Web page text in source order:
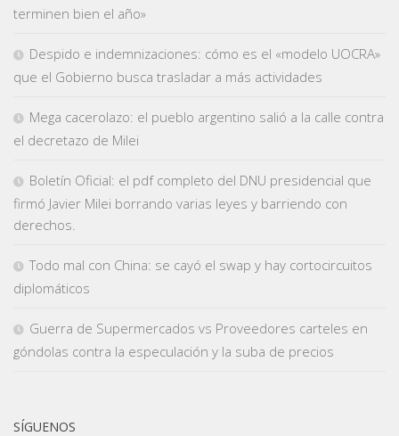
terminen bien el año»
Despido e indemnizaciones: cómo es el «modelo UOCRA»
que el Gobierno busca trasladar a más actividades
Mega cacerolazo: el pueblo argentino salió a la calle contra
el decretazo de Milei
Boletín Oficial: el pdf completo del DNU presidencial que
firmó Javier Milei borrando varias leyes y barriendo con
derechos.
Todo mal con China: se cayó el swap y hay cortocircuitos
diplomáticos
Guerra de Supermercados vs Proveedores carteles en
góndolas contra la especulación y la suba de precios
SÍGUENOS